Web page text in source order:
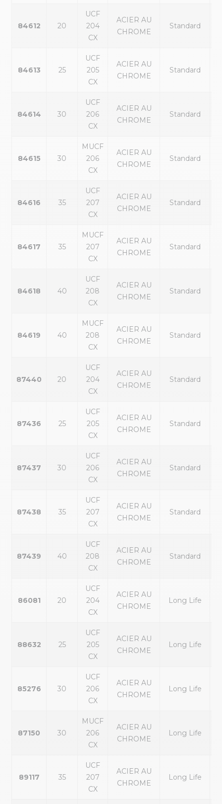
84612 20
UCF
204
CX
ACIER AU
CHROME
Standard
84613 25
UCF
205
CX
ACIER AU
CHROME
Standard
84614 30
UCF
206
CX
ACIER AU
CHROME
Standard
84615 30
MUCF
206
CX
ACIER AU
CHROME
Standard
84616 35
UCF
207
CX
ACIER AU
CHROME
Standard
84617 35
MUCF
207
CX
ACIER AU
CHROME
Standard
84618 40
UCF
208
CX
ACIER AU
CHROME
Standard
84619 40
MUCF
208
CX
ACIER AU
CHROME
Standard
87440 20
UCF
204
CX
ACIER AU
CHROME
Standard
87436 25
UCF
205
CX
ACIER AU
CHROME
Standard
87437 30
UCF
206
CX
ACIER AU
CHROME
Standard
87438 35
UCF
207
CX
ACIER AU
CHROME
Standard
87439 40
UCF
208
CX
ACIER AU
CHROME
Standard
86081 20
UCF
204
CX
ACIER AU
CHROME
Long Life
88632 25
UCF
205
CX
ACIER AU
CHROME
Long Life
85276 30
UCF
206
CX
ACIER AU
CHROME
Long Life
87150 30
MUCF
206
CX
ACIER AU
CHROME
Long Life
89117 35
UCF
207
CX
ACIER AU
CHROME
Long Life